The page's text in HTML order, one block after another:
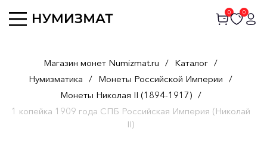
0 0
Магазин монет Numizmat.ru / Каталог /
Нумизматика / Монеты Российской Империи /
Монеты Николая II (1894-1917) /
1 копейка 1909 года СПБ Российская Империя (Николай
II)